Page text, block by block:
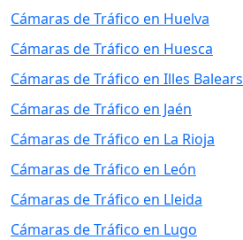
Cámaras de Tráfico en Huelva
Cámaras de Tráfico en Huesca
Cámaras de Tráfico en Illes Balears
Cámaras de Tráfico en Jaén
Cámaras de Tráfico en La Rioja
Cámaras de Tráfico en León
Cámaras de Tráfico en Lleida
Cámaras de Tráfico en Lugo